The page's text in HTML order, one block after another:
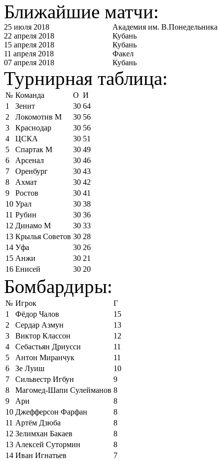
Ближайшие матчи:
25 июля 2018
Академия им. В.Понедельника
22 апреля 2018
Кубань
15 апреля 2018
Кубань
11 апреля 2018
Факел
07 апреля 2018
Кубань
Турнирная таблица:
№ Команда О И
1
Зенит 30 64
2
Локомотив М 30 56
3
Краснодар 30 56
4
ЦСКА 30 51
5
Спартак М 30 49
6
Арсенал 30 46
7
Оренбург 30 43
8
Ахмат 30 42
9
Ростов 30 41
10 Урал 30 38
11 Рубин 30 36
12 Динамо М 30 33
13 Крылья Советов 30 28
14 Уфа 30 26
15 Анжи 30 21
16 Енисей 30 20
Бомбардиры:
№ Игрок
Г
1
Фёдор Чалов
15
2
Сердар Азмун
13
3
Виктор Классон
12
4
Себастьян Дриусси
11
5
Антон Миранчук
11
6
Зе Луиш
10
7
Сильвестр Игбун
9
8
Магомед-Шапи Сулейманов 8
9
Ари
8
10 Джефферсон Фарфан
8
11 Артём Дзюба
8
12 Зелимхан Бакаев
8
13 Алексей Сутормин
8
14 Иван Игнатьев
7